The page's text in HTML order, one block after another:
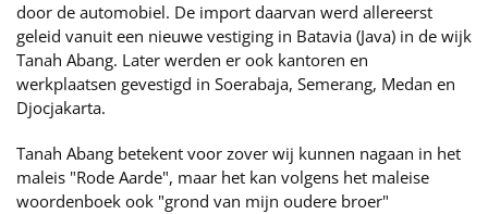
door de automobiel. De import daarvan werd allereerst
geleid vanuit een nieuwe vestiging in Batavia (Java) in de wijk
Tanah Abang. Later werden er ook kantoren en
werkplaatsen gevestigd in Soerabaja, Semerang, Medan en
Djocjakarta.
Tanah Abang betekent voor zover wij kunnen nagaan in het
maleis "Rode Aarde", maar het kan volgens het maleise
woordenboek ook "grond van mijn oudere broer"